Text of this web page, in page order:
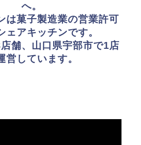
へ。
は菓子製造業の営業許可
ェアキッチンです。
舗、山口県宇部市で1店
営しています。